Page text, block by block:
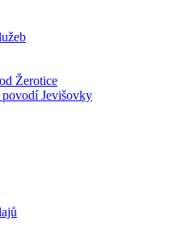
Žerotice
Jevišovky